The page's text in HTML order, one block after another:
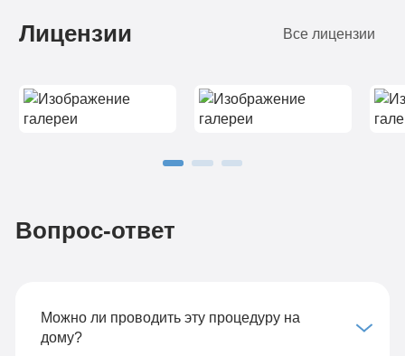
Лицензии Все лицензии
Вопрос-ответ
Можно ли проводить эту процедуру на
дому?